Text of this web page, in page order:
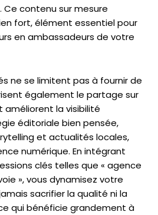
contenu sur mesure
fort, élément essentiel pour
en ambassadeurs de votre
ne se limitent pas à fournir de
également le partage sur
améliorent la visibilité
éditoriale bien pensée,
et actualités locales,
numérique. En intégrant
clés telles que « agence
», vous dynamisez votre
sacrifier la qualité ni la
qui bénéficie grandement à